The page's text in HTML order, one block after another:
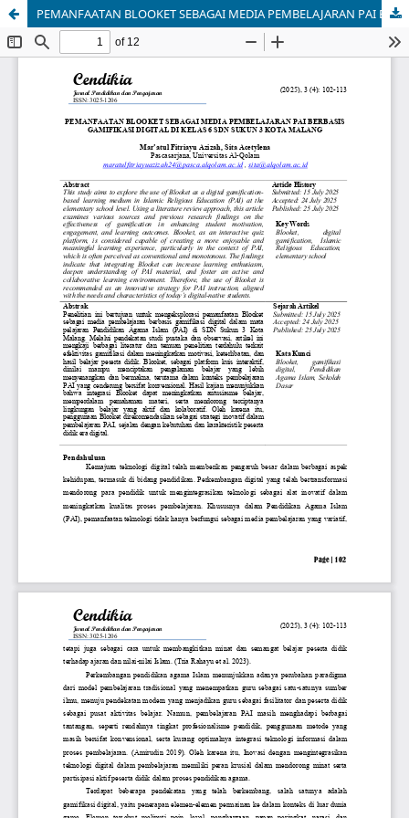
PEMANFAATAN BLOOKET SEBAGAI MEDIA PEMBELAJARAN PAI BERBASIS GAMIFIKASI DIGITAL DI KELAS 6 SDN SUKUN 3 KOTA MALANG